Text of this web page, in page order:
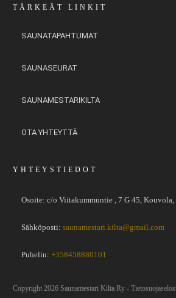
TÄRKEÄT LINKIT
SAUNATAPAHTUMAT
SAUNASEURAT
SAUNAMESTARIKILTA
OTA YHTEYTTÄ
YHTEYSTIEDOT
Osoite: c/o Viitakummuntie , 7 G 45, Kouvola,
Sähköposti: saunamestari.kilta@gmail.com
Puhelin: +358458880101
Copyright 2026 Saunamestari Kilta Ry -